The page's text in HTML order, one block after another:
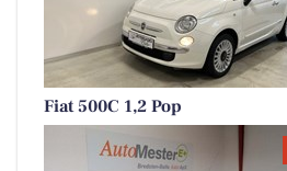
Fiat 500C 1,2 Pop